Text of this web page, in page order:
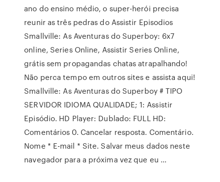
ano do ensino médio, o super-herói precisa
reunir as três pedras do Assistir Episodios
Smallville: As Aventuras do Superboy: 6x7
online, Series Online, Assistir Series Online,
grátis sem propagandas chatas atrapalhando!
Não perca tempo em outros sites e assista aqui!
Smallville: As Aventuras do Superboy # TIPO
SERVIDOR IDIOMA QUALIDADE; 1: Assistir
Episódio. HD Player: Dublado: FULL HD:
Comentários 0. Cancelar resposta. Comentário.
Nome * E-mail * Site. Salvar meus dados neste
navegador para a próxima vez que eu …